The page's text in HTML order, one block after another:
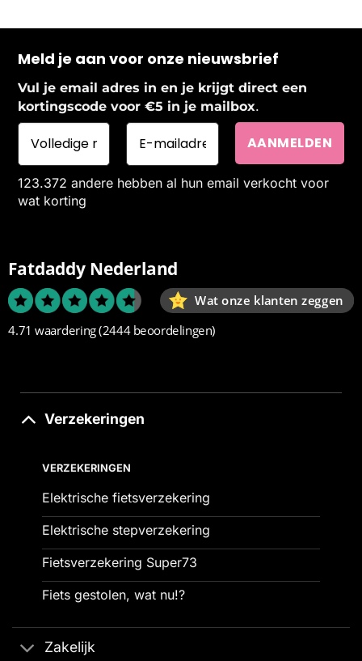
Meld je aan voor onze nieuwsbrief
Vul je email adres in en je krijgt direct een
kortingscode voor €5 in je mailbox.
123.372 andere hebben al hun email verkocht voor
wat korting
Fatdaddy Nederland
Wat onze klanten zeggen
4.71 waardering(2444 beoordelingen)
Verzekeringen
VERZEKERINGEN
Elektrische fietsverzekering
Elektrische stepverzekering
Fietsverzekering Super73
Fiets gestolen, wat nu!?
Zakelijk